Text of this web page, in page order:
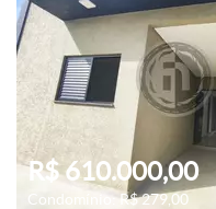
R$ 610.000,00
Condomínio: R$ 279,00